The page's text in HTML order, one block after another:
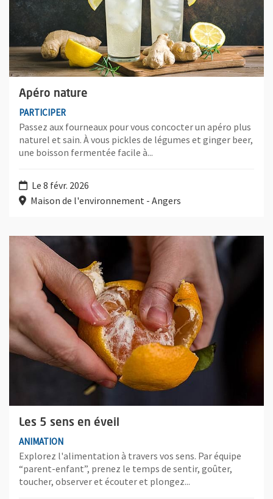
Apéro nature
PARTICIPER
Passez aux fourneaux pour vous concocter un apéro plus
naturel et sain. À vous pickles de légumes et ginger beer,
une boisson fermentée facile à...
Le 8 févr. 2026
Maison de l'environnement - Angers
Les 5 sens en éveil
ANIMATION
Explorez l'alimentation à travers vos sens. Par équipe
“parent-enfant”, prenez le temps de sentir, goûter,
toucher, observer et écouter et plongez...
Plus d'information sur l'évènement : Les 5 sens en éveil